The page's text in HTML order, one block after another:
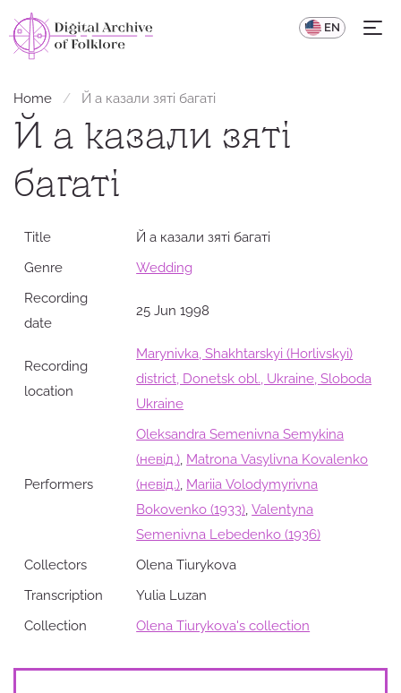
UA EN
Home Й а казали зяті багаті
Й а казали зяті
багаті
Title
Й а казали зяті багаті
Genre
Wedding
Recording
date
25 Jun 1998
Recording
location
Marynivka, Shakhtarskyi (Horlivskyi)
district, Donetsk obl., Ukraine, Sloboda
Ukraine
Performers
Oleksandra Semenivna Semykina
(невід.) Matrona Vasylivna Kovalenko
(невід.) Mariia Volodymyrivna
Bokovenko (1933) ,Valentyna
Semenivna Lebedenko (1936)
Collectors
Olena Tiurykova
Transcription
Yulia Luzan
Collection
Оlena Tiurykova's collection